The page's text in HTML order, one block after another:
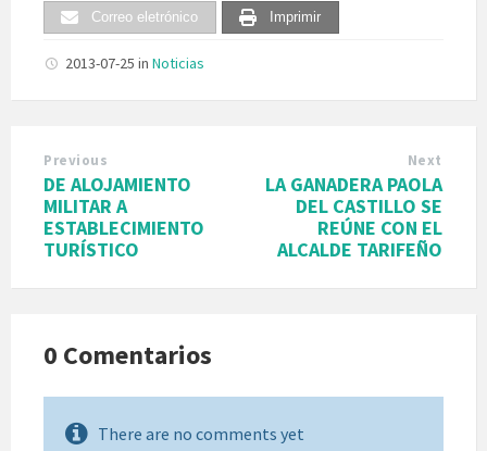
Correo eletrónico Imprimir
2013-07-25 in Noticias
Previous
DE ALOJAMIENTO
MILITAR A
ESTABLECIMIENTO
TURÍSTICO
Next
LA GANADERA PAOLA
DEL CASTILLO SE
REÚNE CON EL
ALCALDE TARIFEÑO
0 Comentarios
There are no comments yet